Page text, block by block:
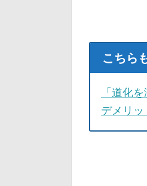
こちら
「道化
デメリッ